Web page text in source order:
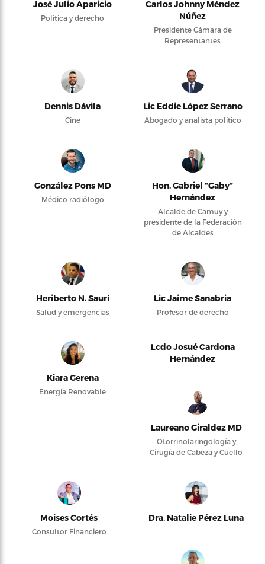
José Julio Aparicio
Política y derecho
Carlos Johnny Méndez
Núñez
Presidente Cámara de
Representantes
Dennis Dávila
Cine
Lic Eddie López Serrano
Abogado y analista político
González Pons MD
Médico radiólogo
Hon. Gabriel “Gaby”
Hernández
Alcalde de Camuy y
presidente de la Federación
de Alcaldes
Heriberto N. Saurí
Salud y emergencias
Lic Jaime Sanabria
Profesor de derecho
Kiara Gerena
Energía Renovable
Lcdo Josué Cardona
Hernández
Laureano Giraldez MD
Otorrinolaringología y
Cirugía de Cabeza y Cuello
Moises Cortés
Consultor Financiero
Dra. Natalie Pérez Luna